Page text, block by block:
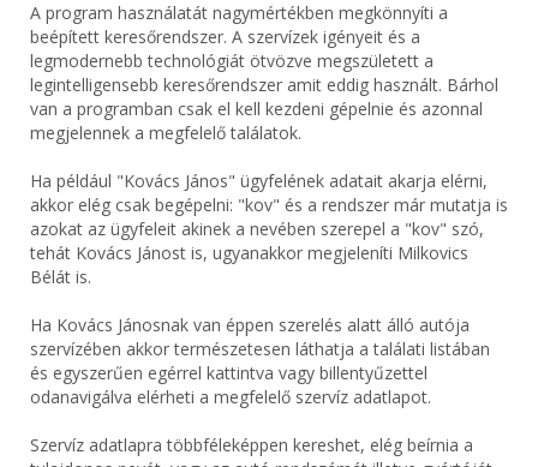
A program használatát nagymértékben megkönnyíti a
beépített keresőrendszer. A szervízek igényeit és a
legmodernebb technológiát ötvözve megszületett a
legintelligensebb keresőrendszer amit eddig használt. Bárhol
van a programban csak el kell kezdeni gépelnie és azonnal
megjelennek a megfelelő találatok.
Ha például "Kovács János" ügyfelének adatait akarja elérni,
akkor elég csak begépelni: "kov" és a rendszer már mutatja is
azokat az ügyfeleit akinek a nevében szerepel a "kov" szó,
tehát Kovács Jánost is, ugyanakkor megjeleníti Milkovics
Bélát is.
Ha Kovács Jánosnak van éppen szerelés alatt álló autója
szervízében akkor természetesen láthatja a találati listában
és egyszerűen egérrel kattintva vagy billentyűzettel
odanavigálva elérheti a megfelelő szervíz adatlapot.
Szervíz adatlapra többféleképpen kereshet, elég beírnia a